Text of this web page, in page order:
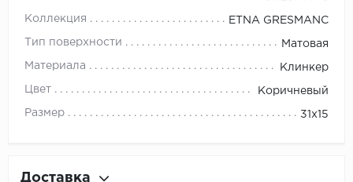
Коллекция ETNA GRESMANC
Тип поверхности Матовая
Материала Клинкер
Цвет Коричневый
Размер 31x15
Доставка